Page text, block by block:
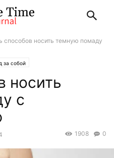
способов носить темную помаду
за собой
носить
с
0
1908